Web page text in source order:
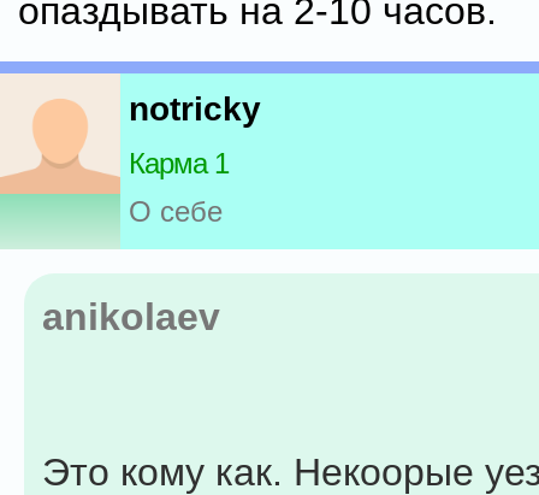
опаздывать на 2-10 часов.
notricky
Карма 1
О себе
anikolaev
Это кому как. Некоорые